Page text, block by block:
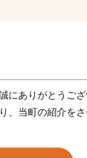
にありがとうござ
、当町の紹介を